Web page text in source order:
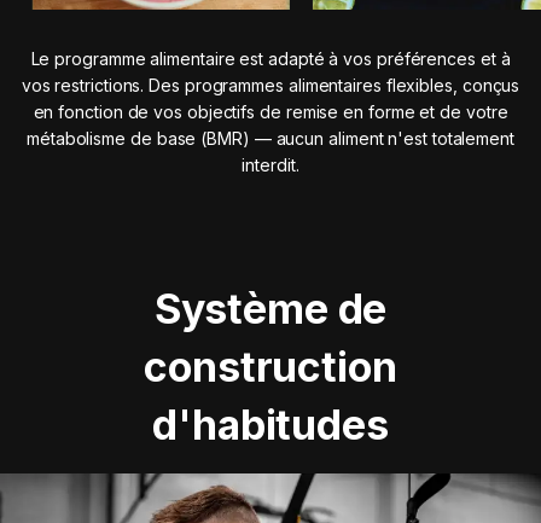
Le programme alimentaire est adapté à vos préférences et à
vos restrictions. Des programmes alimentaires flexibles, conçus
en fonction de vos objectifs de remise en forme et de votre
métabolisme de base (BMR) — aucun aliment n'est totalement
interdit.
Système de
construction
d'habitudes